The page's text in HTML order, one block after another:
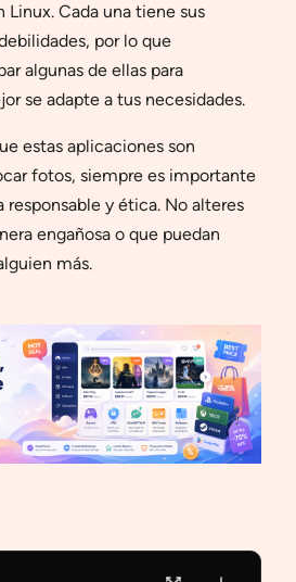
Linux. Cada una tiene sus
por lo que
algunas de ellas para
se adapte a tus necesidades.
estas aplicaciones son
fotos, siempre es importante
responsable y ética. No alteres
engañosa o que puedan
más.